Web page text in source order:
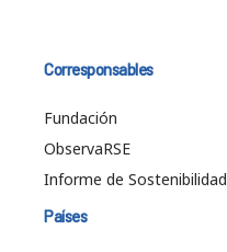
Corresponsables
Fundación
ObservaRSE
Informe de Sostenibilidad
Países